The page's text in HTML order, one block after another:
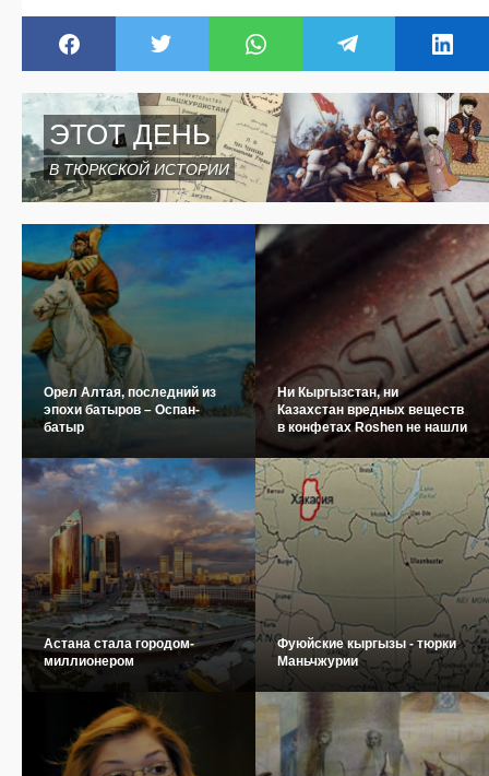
ЭТОТ ДЕНЬ
В ТЮРКСКОЙ ИСТОРИИ
Орел Алтая, последний из
эпохи батыров – Оспан-
батыр
Ни Кыргызстан, ни
Казахстан вредных веществ
в конфетах Roshen не нашли
Астана стала городом-
миллионером
Фуюйские кыргызы - тюрки
Маньчжурии